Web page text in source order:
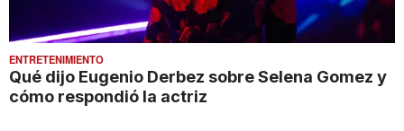
ENTRETENIMIENTO
Qué dijo Eugenio Derbez sobre Selena Gomez y
cómo respondió la actriz